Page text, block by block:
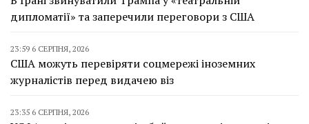
дипломатії» та заперечили переговори з США
23:59 6 СЕРПНЯ, 2026
США можуть перевіряти соцмережі іноземних
журналістів перед видачею віз
23:35 6 СЕРПНЯ, 2026